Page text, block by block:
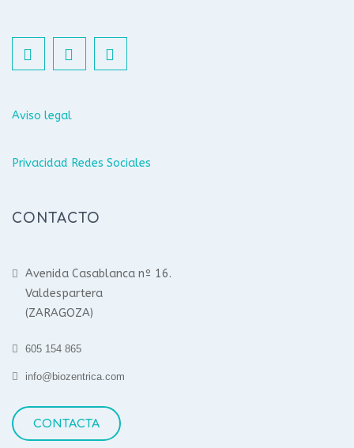
Aviso legal
Privacidad Redes Sociales
CONTACTO
Avenida Casablanca nº 16.
Valdespartera
(ZARAGOZA)
605 154 865
info@biozentrica.com
CONTACTA